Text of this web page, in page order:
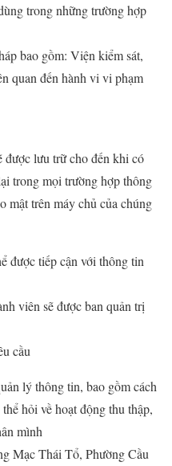
trong những trường hợp
bao gồm: Viện kiểm sát,
quan đến hành vi vi phạm
được lưu trữ cho đến khi có
trong mọi trường hợp thông
mật trên máy chủ của chúng
được tiếp cận với thông tin
viên sẽ được ban quản trị
cầu
lý thông tin, bao gồm cách
hỏi về hoạt động thu thập,
mình
Mạc Thái Tổ, Phường Cầu